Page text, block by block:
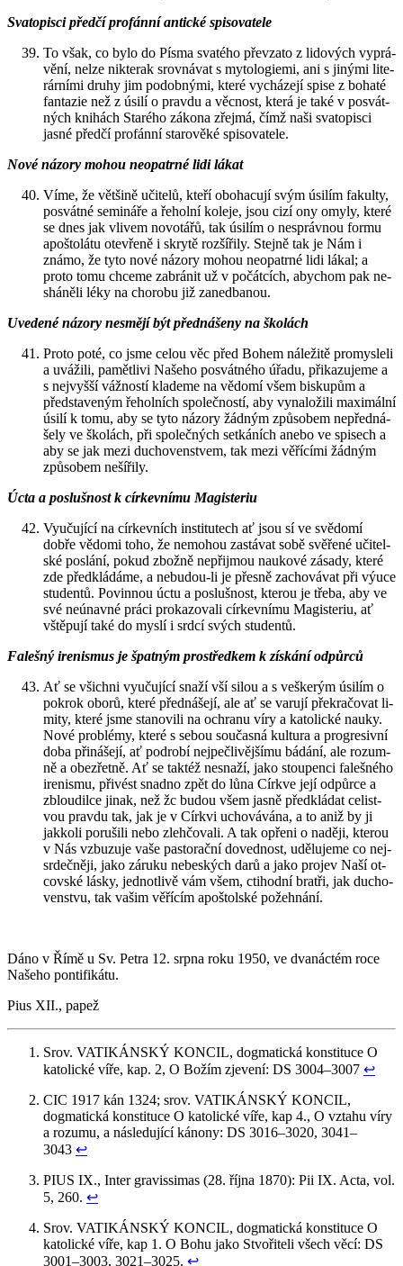
Sva­to­pis­ci před­čí pro­fán­ní an­tic­ké spi­so­va­te­le
To však, co bylo do Písma sva­té­ho pře­vza­to z li­do­vých vy­prá­
vě­ní, nelze nikterak srov­ná­vat s my­to­lo­gi­e­mi, ani s ji­ný­mi li­te­
rár­ní­mi druhy jim po­dob­ný­mi, které vy­chá­ze­jí spise z bo­ha­té
fan­ta­zie než z úsilí o prav­du a věc­nost, která je také v po­svát­
ných kni­hách Staré­ho zá­ko­na zřej­má, čímž naši sva­to­pis­ci
jasné před­čí pro­fán­ní sta­ro­vě­ké spi­so­va­te­le.
Nové ná­zo­ry mohou ne­o­pa­tr­né lidi lákat
Víme, že vět­ši­ně uči­te­lů, kteří obo­ha­cu­jí svým úsi­lím fa­kul­ty,
po­svát­né se­mi­ná­ře a ře­hol­ní ko­le­je, jsou cizí ony omyly, které
se dnes jak vli­vem no­vo­tá­řů, tak úsi­lím o ne­správ­nou formu
apoš­to­lá­tu ote­vře­ně i skry­tě roz­ší­ři­ly. Stej­ně tak je Nám i
známo, že tyto nové ná­zo­ry mohou ne­o­pa­tr­né lidi lákal; a
proto tomu chce­me za­brá­nit už v po­čát­cích, abychom pak ne­
shá­ně­li léky na cho­ro­bu již za­ne­dba­nou.
Uve­de­né ná­zo­ry ne­smě­jí být před­ná­še­ny na ško­lách
Proto poté, co jsme celou věc před Bohem ná­le­ži­tě pro­mys­le­li
a uvá­ži­li, pa­mět­li­vi Na­še­ho po­svát­né­ho úřadu, při­ka­zu­je­me a
s nej­vyš­ší váž­nos­tí kla­de­me na vě­do­mí všem bis­ku­pům a
před­sta­ve­ným ře­hol­ních spo­leč­nos­tí, aby vy­na­lo­ži­li ma­xi­mál­ní
úsilí k tomu, aby se tyto ná­zo­ry žád­ným způ­so­bem ne­před­ná­
še­ly ve ško­lách, při spo­leč­ných se­tká­ních anebo ve spi­sech a
aby se jak mezi du­cho­ven­stvem, tak mezi vě­ří­cí­mi žád­ným
způ­so­bem ne­ší­ři­ly.
Úcta a po­sluš­nost k cír­kev­ní­mu Magis­te­riu
Vy­u­ču­jí­cí na cír­kev­ních in­sti­tu­tech ať jsou sí ve svě­do­mí
dobře vě­do­mi toho, že ne­mo­hou za­stá­vat sobě svě­ře­né uči­tel­
ské po­slá­ní, pokud zbož­ně ne­při­jmou nau­ko­vé zá­sa­dy, které
zde před­klá­dá­me, a ne­bu­dou-li je přes­ně za­cho­vá­vat při výuce
stu­den­tů. Po­vin­nou úctu a po­sluš­nost, kte­rou je třeba, aby ve
své ne­ú­nav­né práci pro­ka­zo­va­li cír­kev­ní­mu Magis­te­riu, ať
vště­pu­jí také do myslí i srdcí svých stu­den­tů.
Fa­leš­ný ire­nis­mus je špat­ným pro­střed­kem k zís­ká­ní od­půr­ců
Ať se všich­ni vy­u­ču­jí­cí snaží vší silou a s veš­ke­rým úsi­lím o
po­krok oborů, které před­ná­še­jí, ale ať se va­ru­jí pře­kra­čo­vat li­
mi­ty, které jsme sta­no­vi­li na ochra­nu víry a ka­to­lic­ké nauky.
Nové pro­blémy, které s sebou sou­čas­ná kul­tu­ra a pro­gre­siv­ní
doba při­ná­še­jí, ať podro­bí nej­peč­li­věj­ší­mu bá­dá­ní, ale ro­zum­
ně a obe­zřet­ně. Ať se tak­též ne­sna­ží, jako stou­pen­ci fa­leš­né­ho
ire­nis­mu, při­vést snad­no zpět do lůna Církve její od­půr­ce a
zblou­dil­ce jinak, než žc budou všem jasně před­klá­dat ce­list­
vou prav­du tak, jak je v Církvi ucho­vá­vá­na, a to aniž by ji
jak­ko­li po­ru­ši­li nebo zleh­čo­va­li. A tak opře­ni o na­dě­ji, kte­rou
v Nás vzbu­zu­je vaše pas­to­rač­ní do­ved­nost, udě­lu­je­me co nej­
sr­deč­ně­ji, jako zá­ru­ku ne­beských darů a jako pro­jev Naší ot­
cov­ské lásky, jed­not­li­vě vám všem, cti­hod­ní brat­ři, jak du­cho­
ven­stvu, tak vašim vě­ří­cím apoš­tolské po­žeh­ná­ní.
Dáno v Římě u Sv. Petra 12. srpna roku 1950, ve dva­nác­tém roce
Na­še­ho pon­ti­fi­ká­tu.
Pius XII., papež
Srov. VA­TI­KÁN­SKÝ KON­CIL, dogma­tic­ká kon­sti­tu­ce O
ka­to­lic­ké víře, kap. 2, O Božím zje­ve­ní: DS 3004–3007 ↩︎
CIC 1917 kán 1324; srov. VA­TI­KÁN­SKÝ KON­CIL,
dogma­tic­ká kon­sti­tu­ce O ka­to­lic­ké víře, kap 4., O vzta­hu víry
a ro­zu­mu, a ná­sle­du­jí­cí ká­no­ny: DS 3016–3020, 3041–
3043 ↩︎
PIUS IX., Inter gra­vis­si­mas (28. října 1870): Pii IX. Acta, vol.
5, 260. ↩︎
Srov. VA­TI­KÁN­SKÝ KON­CIL, dogma­tic­ká kon­sti­tu­ce O
ka­to­lic­ké víře, kap 1. O Bohu jako Stvo­ři­te­li všech věcí: DS
3001–3003, 3021–3025. ↩︎